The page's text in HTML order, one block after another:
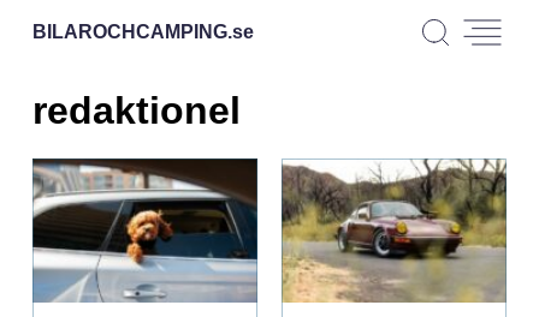
BILAROCHCAMPING.se
redaktionel